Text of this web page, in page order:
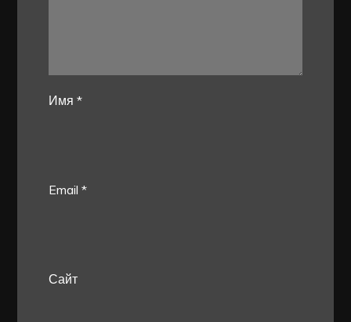
Имя*
Email*
Сайт